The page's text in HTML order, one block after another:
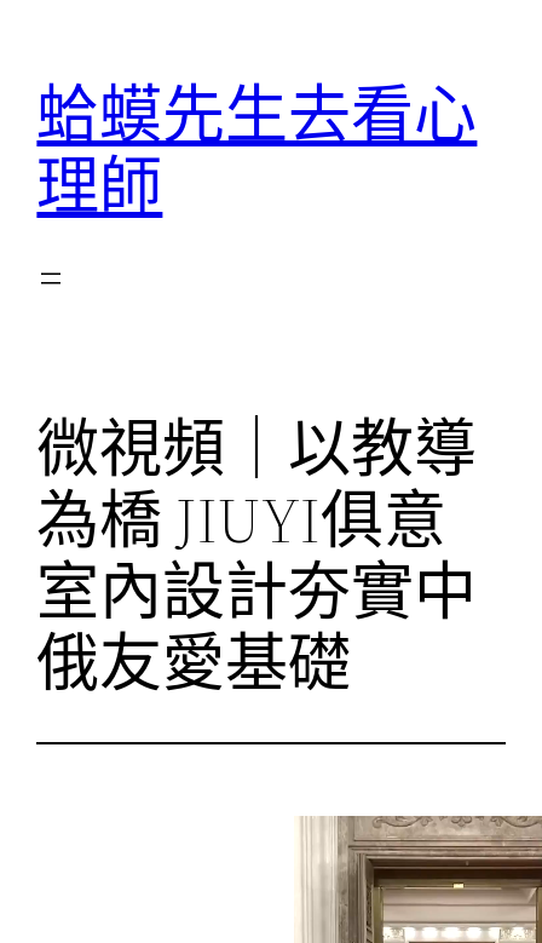
蛤蟆先生去看心
理師
微視頻｜以教導
為橋 JIUYI俱意
室內設計夯實中
俄友愛基礎